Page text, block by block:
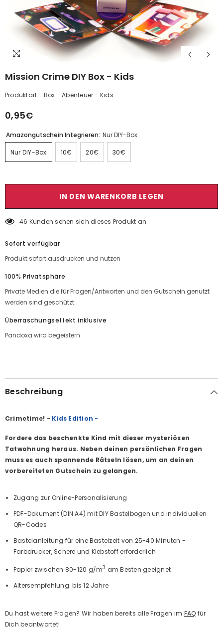
Mission Crime DIY Box - Kids
Produktart: Box - Abenteuer - Kids
0,95€
Amazongutschein Integrieren: Nur DIY-Box
Nur DIY-Box 10€ 20€ 30€
IN DEN WARENKORB LEGEN
46 Kunden sehen sich dieses Produkt an
Sofort verfügbar
Produkt sofort ausdrucken und nutzen
100% Privatsphäre
Private Medien die für Fragen/Antworten und den Gutschein genutzt
werden sind geschützt.
Überraschungseffekt inklusive
Pandoxa wird begeistern
Beschreibung
Crimetime! - Kids Edition -
Fordere das beschenkte Kind mit dieser mysteriösen
Tatwohnung heraus. Neben deinen persönlichen Fragen
muss es auch spannende Rätseln lösen, um an deinen
vorbereiteten Gutschein zu gelangen.
Zugang zur Online-Personalisierung
PDF-Dokument (DIN A4) mit DIY Bastelbogen und individuellen
QR-Codes
Bastelanleitung für eine Bastelzeit von 25-40 Minuten -
Farbdrucker, Schere und Klebstoff erforderlich
Papier zwischen 80-120 g/m3 am Besten geeignet
Altersempfehlung: bis 12 Jahre
Du hast weitere Fragen? Wir haben bereits alle Fragen im FAQ für
Dich beantwortet!